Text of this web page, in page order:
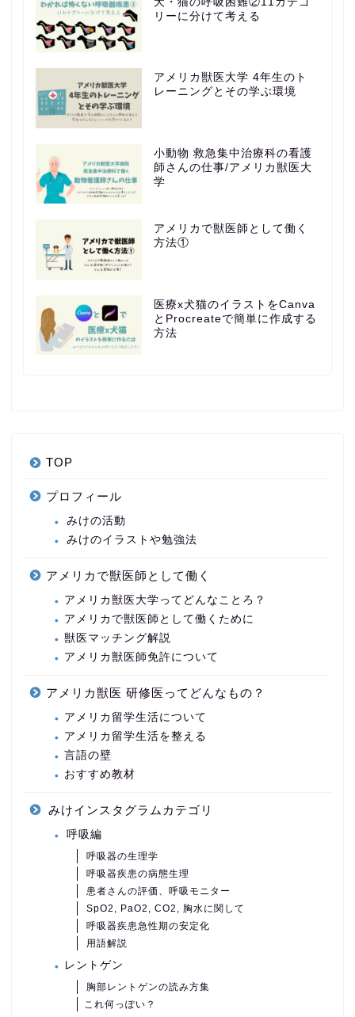
リーに分けて考える
アメリカ獣医大学 4年生のト
レーニングとその学ぶ環境
小動物 救急集中治療科の看護
師さんの仕事/アメリカ獣医大
学
アメリカで獣医師として働く
方法①
医療x犬猫のイラストをCanva
とProcreateで簡単に作成する
方法
TOP
プロフィール
みけの活動
みけのイラストや勉強法
アメリカで獣医師として働く
アメリカ獣医大学ってどんなことろ？
アメリカで獣医師として働くために
獣医マッチング解説
アメリカ獣医師免許について
アメリカ獣医 研修医ってどんなもの？
アメリカ留学生活について
アメリカ留学生活を整える
言語の壁
おすすめ教材
みけインスタグラムカテゴリ
呼吸編
呼吸器の生理学
呼吸器疾患の病態生理
患者さんの評価、呼吸モニター
SpO2, PaO2, CO2, 胸水に関して
呼吸器疾患急性期の安定化
用語解説
レントゲン
胸部レントゲンの読み方集
これ何っぽい？